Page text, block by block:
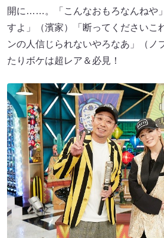
開に……。「こんなおもろなんねや
すよ」（濱家）「断ってくださいこ
ンの人信じられないやろなあ」（ノ
たりボケは超レア＆必見！